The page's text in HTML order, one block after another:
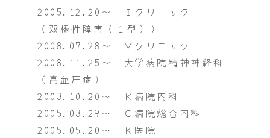
2005.12.20～ Ｉクリニック
（双極性障害（１型））
2008.07.28～ Ｍクリニック
2008.11.25～ 大学病院精神神経科
（高血圧症）
2003.10.20～ Ｋ病院内科
2005.03.29～ Ｃ病院総合内科
2005.05.20～ Ｋ医院